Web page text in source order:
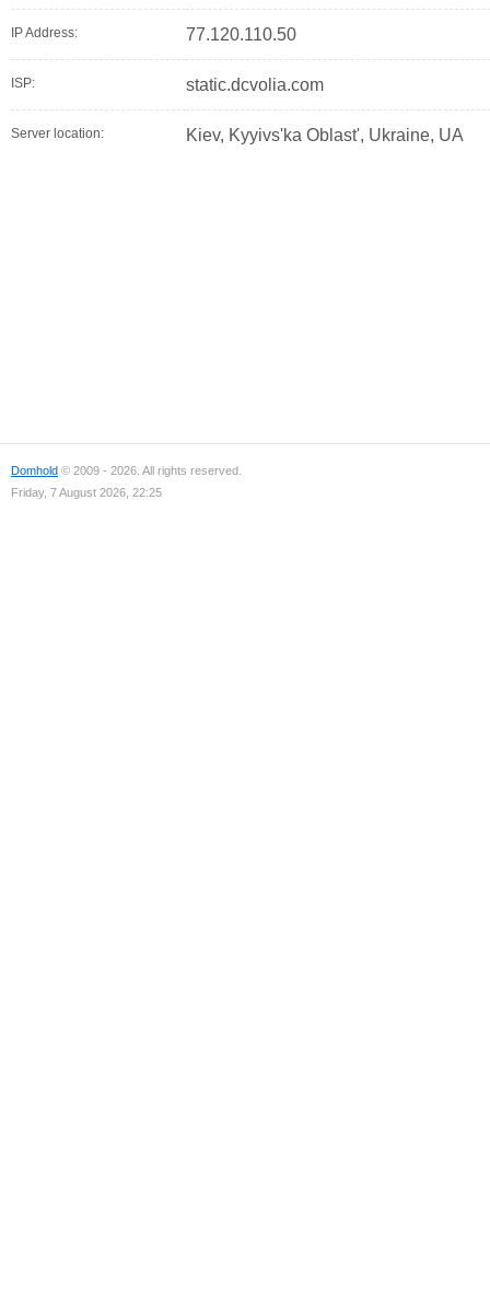
IP Address: 77.120.110.50
ISP: static.dcvolia.com
Server location: Kiev, Kyyivs'ka Oblast', Ukraine, UA
Domhold © 2009 - 2026. All rights reserved.
Friday, 7 August 2026, 22:25